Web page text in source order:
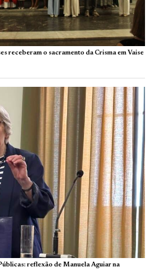
receberam o sacramento da Crisma em Vaise
reflexão de Manuela Aguiar na